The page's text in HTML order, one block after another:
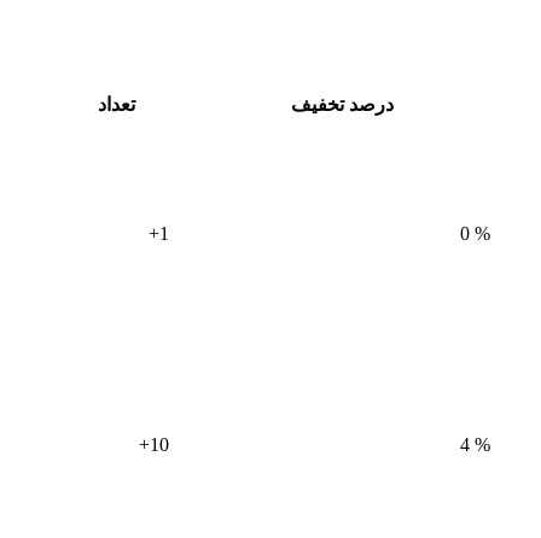
درصد تخفیف تعداد
%
0
1
+
%
4
10
+